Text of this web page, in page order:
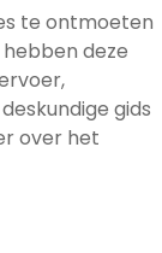
te ontmoeten
deze
gids
over het